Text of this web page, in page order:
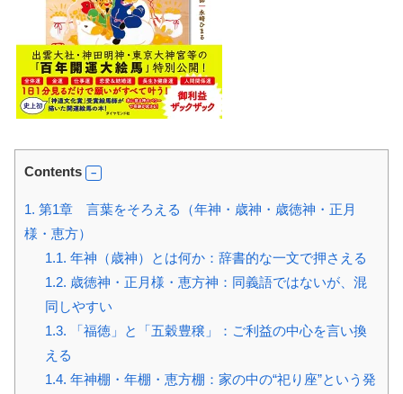
Contents
1. 第1章 言葉をそろえる（年神・歳神・歳徳神・正月
様・恵方）
1.1. 年神（歳神）とは何か：辞書的な一文で押さえる
1.2. 歳徳神・正月様・恵方神：同義語ではないが、混
同しやすい
1.3. 「福徳」と「五穀豊穣」：ご利益の中心を言い換
える
1.4. 年神棚・年棚・恵方棚：家の中の“祀り座”という発